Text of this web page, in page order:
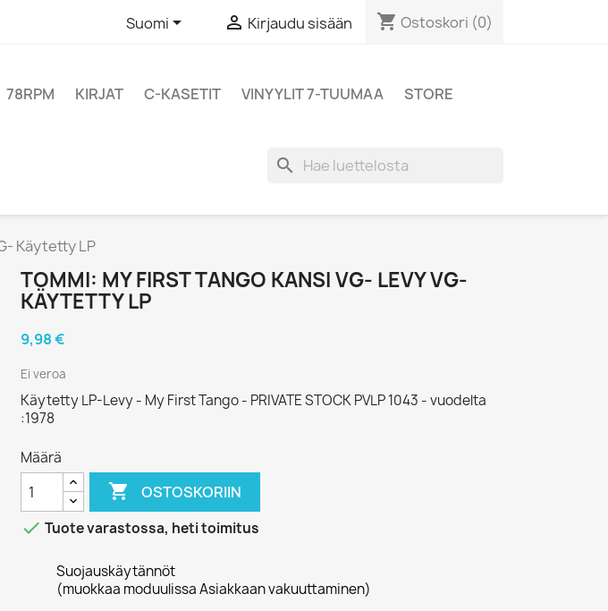
Suomi  Kirjaudu sisään shopping_cart Ostoskori (0)
78RPM KIRJAT C-KASETIT VINYYLIT 7-TUUMAA
STORE
search
Käytetty LP
TOMMI: MY FIRST TANGO KANSI VG- LEVY VG-
KÄYTETTY LP
9,98 €
Ei veroa
Käytetty LP-Levy - My First Tango - PRIVATE STOCK PVLP 1043 - vuodelta
:1978
Määrä
 OSTOSKORIIN
 Tuote varastossa, heti toimitus
Suojauskäytännöt
(muokkaa moduulissa Asiakkaan vakuuttaminen)